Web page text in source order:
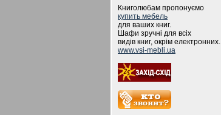
Книголюбам пропонуємо
купить мебель
для ваших книг.
Шафи зручні для всіх
видів книг, окрім електронних.
www.vsi-mebli.ua